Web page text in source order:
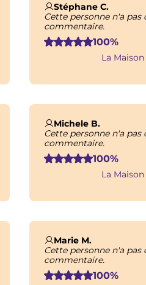
Stéphane C.
Cette personne n'a pas
commentaire.
100%
La
Michele B.
Cette personne n'a pas
commentaire.
100%
La
Marie M.
Cette personne n'a pas
commentaire.
100%